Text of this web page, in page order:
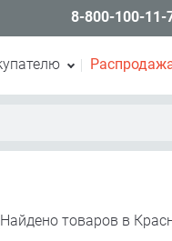
8-800-100-11-
товаров в